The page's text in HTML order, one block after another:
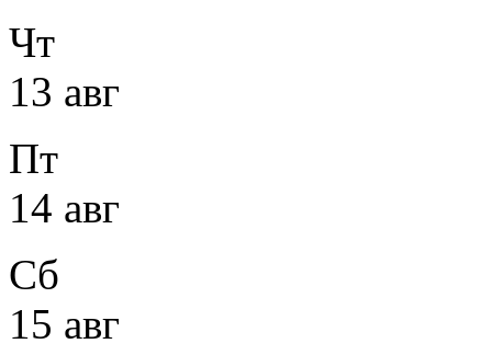
Чт
13 авг
Пт
14 авг
Сб
15 авг